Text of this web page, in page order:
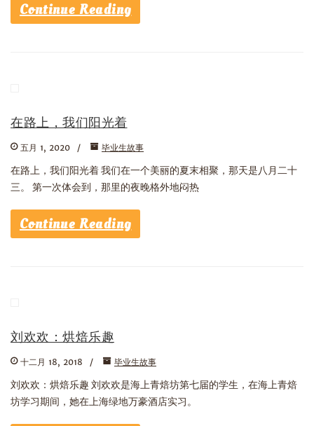
Continue Reading
在路上，我们阳光着
五月 1, 2020 毕业生故事
在路上，我们阳光着 我们在一个美丽的夏末相聚，那天是八月二十
三。 第一次体会到，那里的夜晚格外地闷热
Continue Reading
刘欢欢：烘焙乐趣
十二月 18, 2018 毕业生故事
刘欢欢：烘焙乐趣 刘欢欢是海上青焙坊第七届的学生，在海上青焙
坊学习期间，她在上海绿地万豪酒店实习。